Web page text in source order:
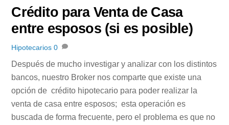
Crédito para Venta de Casa
entre esposos (si es posible)
Hipotecarios 0
Después de mucho investigar y analizar con los distintos
bancos, nuestro Broker nos comparte que existe una
opción de crédito hipotecario para poder realizar la
venta de casa entre esposos; esta operación es
buscada de forma frecuente, pero el problema es que no